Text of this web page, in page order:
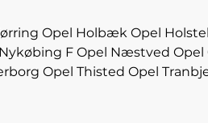
Opel Holbæk Opel
F Opel Næstved Opel
Opel Thisted Opel